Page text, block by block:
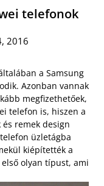
telefonok
2016
a Samsung
Azonban vannak
megfizethetőek,
telefon is, hiszen a
remek design
üzletágba
kiépítették a
olyan típust, ami